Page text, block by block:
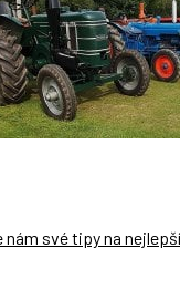
své tipy na